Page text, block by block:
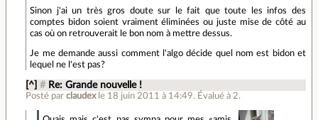
Sinon j'ai un très gros doute sur le fait que toute les infos des
comptes bidon soient vraiment éliminées ou juste mise de côté au
cas où on retrouverait le bon nom à mettre dessus.
Je me demande aussi comment l'algo décide quel nom est bidon et
lequel ne l'est pas?
[^] # Re: Grande nouvelle !
Posté parclaudex le 18 juin 2011 à 14:49. Évalué à 2.